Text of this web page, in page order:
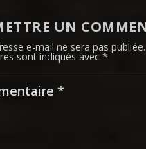
UN
e-mail ne sera pas publiée.
sont indiqués avec *